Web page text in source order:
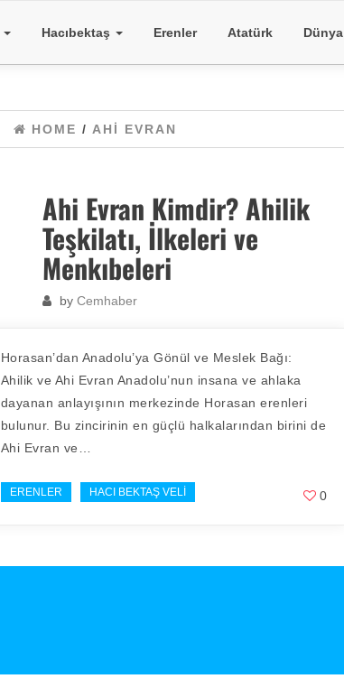
Hacıbektaş Erenler Atatürk Dünya
HOME / AHI EVRAN
Ahi Evran Kimdir? Ahilik
Teşkilatı, İlkeleri ve
Menkıbeleri
by Cemhaber
Horasan’dan Anadolu’ya Gönül ve Meslek Bağı:
Ahilik ve Ahi Evran Anadolu’nun insana ve ahlaka
dayanan anlayışının merkezinde Horasan erenleri
bulunur. Bu zincirinin en güçlü halkalarından birini de
Ahi Evran ve…
ERENLER HACI BEKTAŞ VELI 0